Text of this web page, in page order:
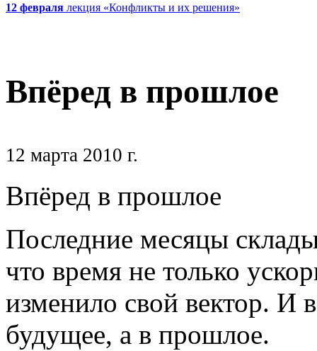
12 февраля лекция «Конфликты и их решения»
Впёред в прошлое
12 марта 2010 г.
Впёред в прошлое
Последние месяцы
что время не только
изменило свой вектор. И
будущее, а в прошлое.